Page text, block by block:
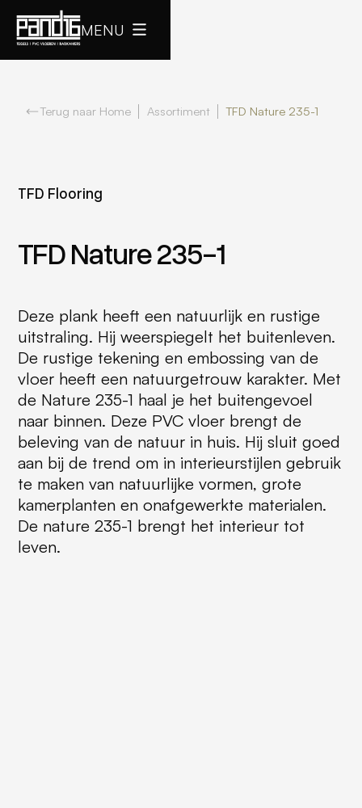
MENU
Terug naar Home Assortiment TFD Nature 235-1
TFD Flooring
TFD Nature 235-1
Deze plank heeft een natuurlijk en rustige
uitstraling. Hij weerspiegelt het buitenleven.
De rustige tekening en embossing van de
vloer heeft een natuurgetrouw karakter. Met
de Nature 235-1 haal je het buitengevoel
naar binnen. Deze PVC vloer brengt de
beleving van de natuur in huis. Hij sluit goed
aan bij de trend om in interieurstijlen gebruik
te maken van natuurlijke vormen, grote
kamerplanten en onafgewerkte materialen.
De nature 235-1 brengt het interieur tot
leven.